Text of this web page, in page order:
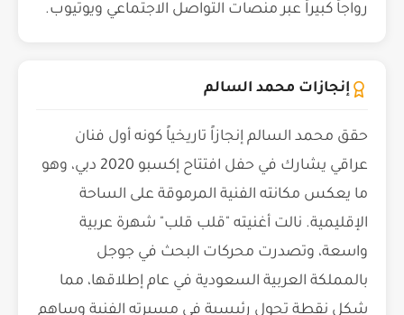
رواجاً كبيراً عبر منصات التواصل الاجتماعي ويوتيوب.
إنجازات محمد السالم
حقق محمد السالم إنجازاً تاريخياً كونه أول فنان
عراقي يشارك في حفل افتتاح إكسبو 2020 دبي، وهو
ما يعكس مكانته الفنية المرموقة على الساحة
الإقليمية. نالت أغنيته "قلب قلب" شهرة عربية
واسعة، وتصدرت محركات البحث في جوجل
بالمملكة العربية السعودية في عام إطلاقها، مما
شكل نقطة تحول رئيسية في مسيرته الفنية وساهم